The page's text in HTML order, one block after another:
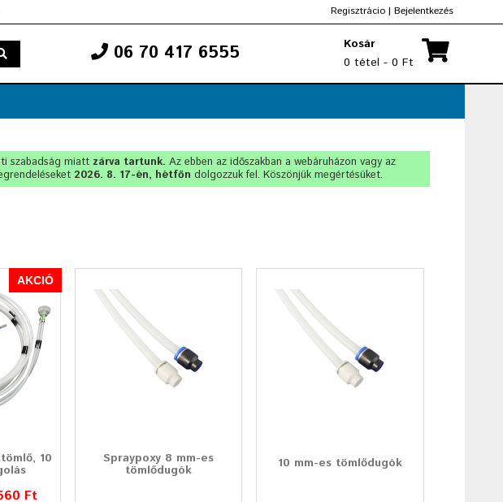
Regisztrácio | Bejelentkezés
06 70 417 6555
Kosár
0 tétel - 0 Ft
szabadság miatt zárva tartunk. Az ebben az időszakban a webáruházon vagy az
2026. 8. 17-én, hétfőn dolgozzuk fel. Köszönjük megértésüket.
AKCIÓ
10
Ft
Spraypoxy 8 mm-es
tömlődugók 10 mm-es tömlődugók